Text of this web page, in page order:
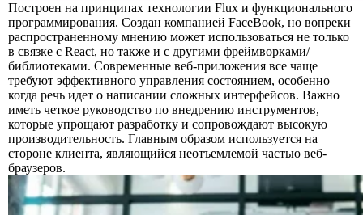
Построен на принципах технологии Flux и функционального
программирования. Создан компанией FaceBook, но вопреки
распространенному мнению может использоваться не только
в связке с React, но также и с другими фреймворками/
библиотеками. Современные веб-приложения все чаще
требуют эффективного управления состоянием, особенно
когда речь идет о написании сложных интерфейсов. Важно
иметь четкое руководство по внедрению инструментов,
которые упрощают разработку и сопровождают высокую
производительность. Главным образом используется на
стороне клиента, являющийся неотъемлемой частью веб-
браузеров.